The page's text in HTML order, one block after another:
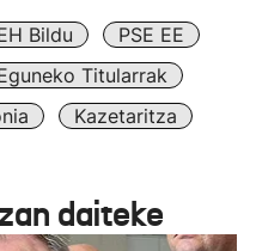
Bildu
PSE EE
Titularrak
Kazetaritza
daiteke